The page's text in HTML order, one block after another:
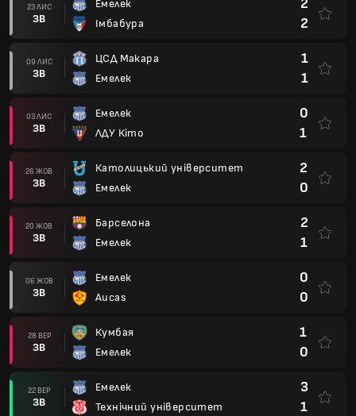
23 ЛИС
ЗВ
Емелек
Імбабура
2
2
09 ЛИС
ЗВ
ЦСД Макара
Емелек
1
1
03 ЛИС
ЗВ
Емелек
ЛДУ Кіто
0
1
26 ЖОВ
ЗВ
Католицький університет
Емелек
2
0
20 ЖОВ
ЗВ
Барселона
Емелек
2
1
06 ЖОВ
ЗВ
Емелек
Aucas
0
0
28 ВЕР
ЗВ
Кумбая
Емелек
1
0
22 ВЕР
ЗВ
Емелек
Технічний університет
3
1